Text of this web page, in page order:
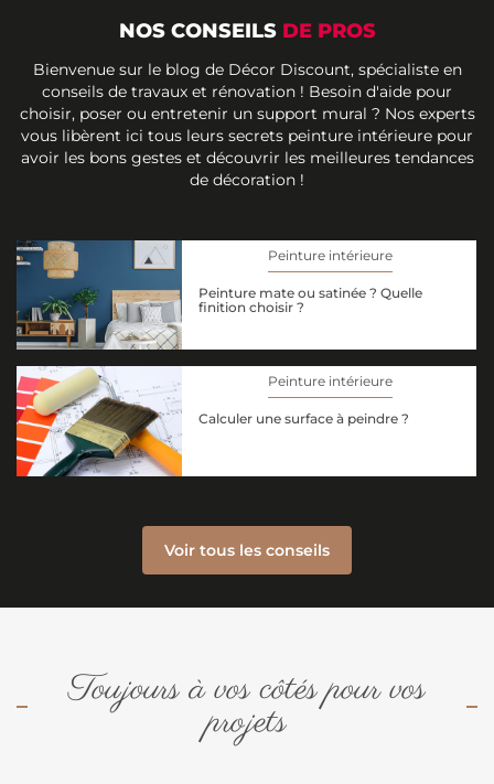
NOS CONSEILS DE PROS
Bienvenue sur le blog de Décor Discount, spécialiste en
conseils de travaux et rénovation ! Besoin d'aide pour
choisir, poser ou entretenir un support mural ? Nos experts
vous libèrent ici tous leurs secrets peinture intérieure pour
avoir les bons gestes et découvrir les meilleures tendances
de décoration !
Peinture intérieure
Peinture mate ou satinée ? Quelle
finition choisir ?
Peinture intérieure
Calculer une surface à peindre ?
Voir tous les conseils
Toujours à vos côtés pour vos
projets